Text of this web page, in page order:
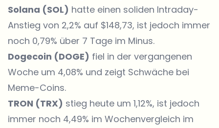
Solana (SOL) hatte einen soliden Intraday-
Anstieg von 2,2% auf $148,73, ist jedoch immer
noch 0,79% über 7 Tage im Minus.
Dogecoin (DOGE) fiel in der vergangenen
Woche um 4,08% und zeigt Schwäche bei
Meme-Coins.
TRON (TRX) stieg heute um 1,12%, ist jedoch
immer noch 4,49% im Wochenvergleich im